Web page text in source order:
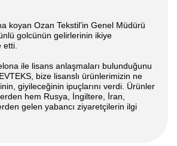
koyan Ozan Tekstil’in Genel Müdürü
golcünün gelirlerinin ikiye
etti.
ile lisans anlaşmaları bulunduğunu
bize lisanslı ürünlerimizin ne
giyileceğinin ipuçlarını verdi. Ürünler
hem Rusya, İngiltere, İran,
gelen yabancı ziyaretçilerin ilgi